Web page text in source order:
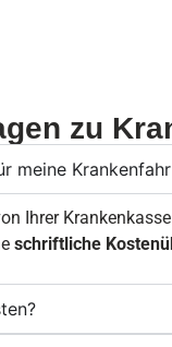
zu
meine
Ihrer
schriftliche